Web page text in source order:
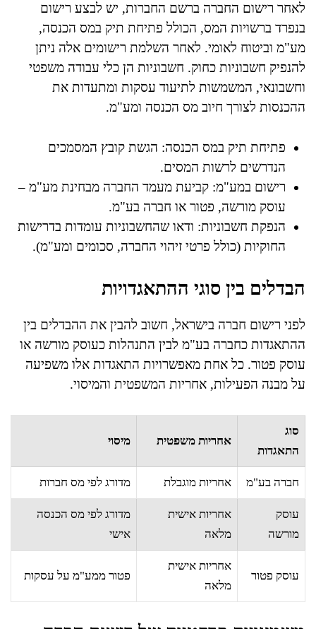
לאחר רישום החברה ברשם החברות, יש לבצע רישום
בנפרד ברשויות המס, הכולל פתיחת תיק במס הכנסה,
מע"מ וביטוח לאומי. לאחר השלמת רישומים אלה ניתן
להנפיק חשבוניות כחוק. חשבוניות הן כלי עבודה משפטי
וחשבונאי, המשמשות לתיעוד עסקות ומתעדות את
ההכנסות לצורך חיוב מס הכנסה ומע"מ.
פתיחת תיק במס הכנסה: הגשת קובץ המסמכים
הנדרשים לרשות המסים.
רישום במע"מ: קביעת מעמד החברה מבחינת מע"מ –
עוסק מורשה, פטור או חברה בע"מ.
הנפקת חשבוניות: ודאו שהחשבוניות עומדות בדרישות
החוקיות (כולל פרטי זיהוי החברה, סכומים ומע"מ).
הבדלים בין סוגי ההתאגדויות
לפני רישום חברה בישראל, חשוב להבין את ההבדלים בין
ההתאגדות כחברה בע"מ לבין התנהלות כעוסק מורשה או
עוסק פטור. כל אחת מאפשרויות התאגדות אלו משפיעה
על מבנה הפעילות, אחריות המשפטית והמיסוי.
סוג
התאגדות
אחריות משפטית מיסוי
חברה בע"מ אחריות מוגבלת מדורג לפי מס חברות
עוסק
מורשה
אחריות אישית
מלאה
מדורג לפי מס הכנסה
אישי
עוסק פטור
אחריות אישית
מלאה
פטור ממע"מ על עסקות